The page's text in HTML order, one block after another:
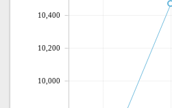
10,000
10,200
10,400